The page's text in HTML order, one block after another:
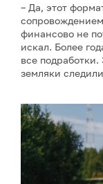
– Да, этот
финансово не
искал. Более
все подработки.
земляки